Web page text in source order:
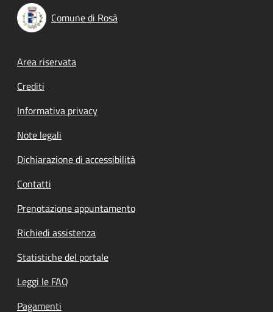
Comune di Rosà
Footer menu
Area riservata
Crediti
Informativa privacy
Note legali
Dichiarazione di accessibilità
Contatti
Prenotazione appuntamento
Richiedi assistenza
Statistiche del portale
Leggi le FAQ
Pagamenti